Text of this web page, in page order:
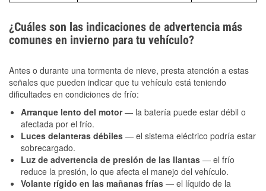
¿Cuáles son las indicaciones de advertencia más
comunes en invierno para tu vehículo?
Antes o durante una tormenta de nieve, presta atención a estas
señales que pueden indicar que tu vehículo está teniendo
dificultades en condiciones de frío:
Arranque lento del motor— la batería puede estar débil o
afectada por el frío.
Luces delanteras débiles — el sistema eléctrico podría estar
sobrecargado.
Luz de advertencia de presión de las llantas — el frío
reduce la presión, lo que afecta el manejo del vehículo.
Volante rígido en las mañanas frías — el líquido de la